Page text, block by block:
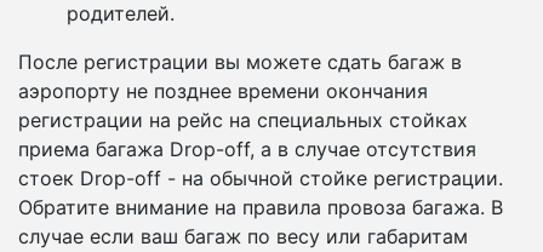
родителей.
После регистрации вы можете сдать багаж в
аэропорту не позднее времени окончания
регистрации на рейс на специальных стойках
приема багажа Drop-off, а в случае отсутствия
стоек Drop-off - на обычной стойке регистрации.
Обратите внимание на правила провоза багажа. В
случае если ваш багаж по весу или габаритам